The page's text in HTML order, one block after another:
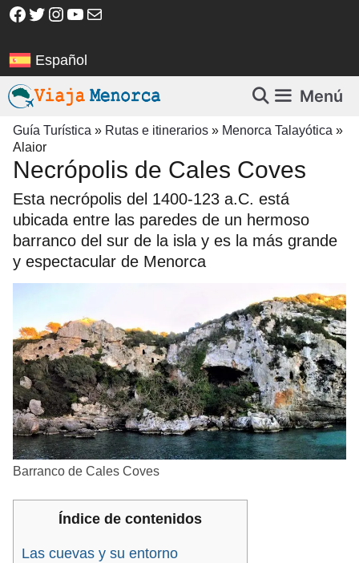
Saltar
Facebook
Twitter
Instagram
YouTube
Correo electrónico
Español
Menú
Guía Turística » Rutas e itinerarios » Menorca Talayótica »
Alaior
Necrópolis de Cales Coves
Esta necrópolis del 1400-123 a.C. está
ubicada entre las paredes de un hermoso
barranco del sur de la isla y es la más grande
y espectacular de Menorca
Barranco de Cales Coves
Índice de contenidos
Las cuevas y su entorno